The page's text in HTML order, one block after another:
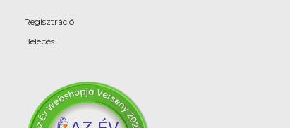
Regisztráció
Belépés